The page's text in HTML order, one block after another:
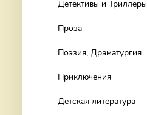
Детективы и Триллеры
Проза
Поэзия, Драматургия
Приключения
Детская литература